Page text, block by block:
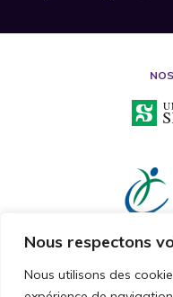
Nous respectons
Nous utilisons des